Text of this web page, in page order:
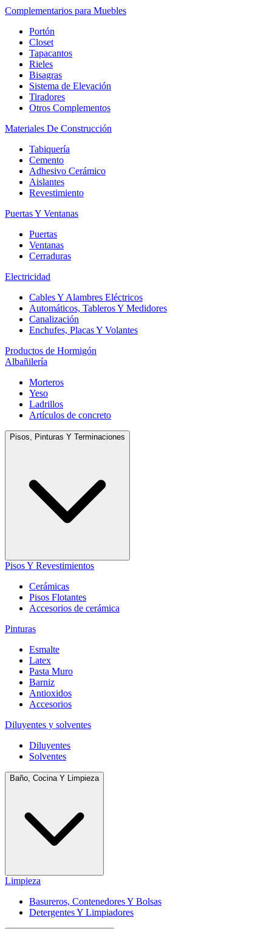
Complementarios para Muebles
Portón
Closet
Tapacantos
Rieles
Bisagras
Sistema de Elevación
Tiradores
Otros Complementos
Materiales De Construcción
Tabiquería
Cemento
Adhesivo Cerámico
Aislantes
Revestimiento
Puertas Y Ventanas
Puertas
Ventanas
Cerraduras
Electricidad
Cables Y Alambres Eléctricos
Automáticos, Tableros Y Medidores
Canalización
Enchufes, Placas Y Volantes
Productos de Hormigón
Albañilería
Morteros
Yeso
Ladrillos
Artículos de concreto
Pisos, Pinturas Y Terminaciones
Pisos Y Revestimientos
Cerámicas
Pisos Flotantes
Accesorios de cerámica
Pinturas
Esmalte
Latex
Pasta Muro
Barniz
Antioxidos
Accesorios
Diluyentes y solventes
Diluyentes
Solventes
Baño, Cocina Y Limpieza
Limpieza
Basureros, Contenedores Y Bolsas
Detergentes Y Limpiadores